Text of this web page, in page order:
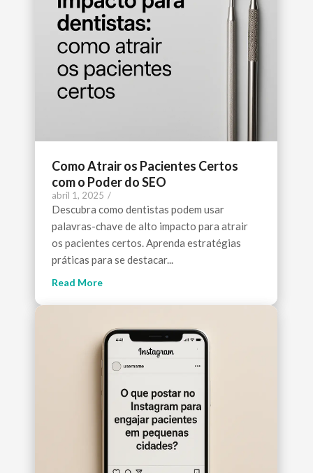
Como Atrair os Pacientes Certos
com o Poder do SEO
abril 1, 2025 /
Descubra como dentistas podem usar
palavras-chave de alto impacto para atrair
os pacientes certos. Aprenda estratégias
práticas para se destacar...
Read More